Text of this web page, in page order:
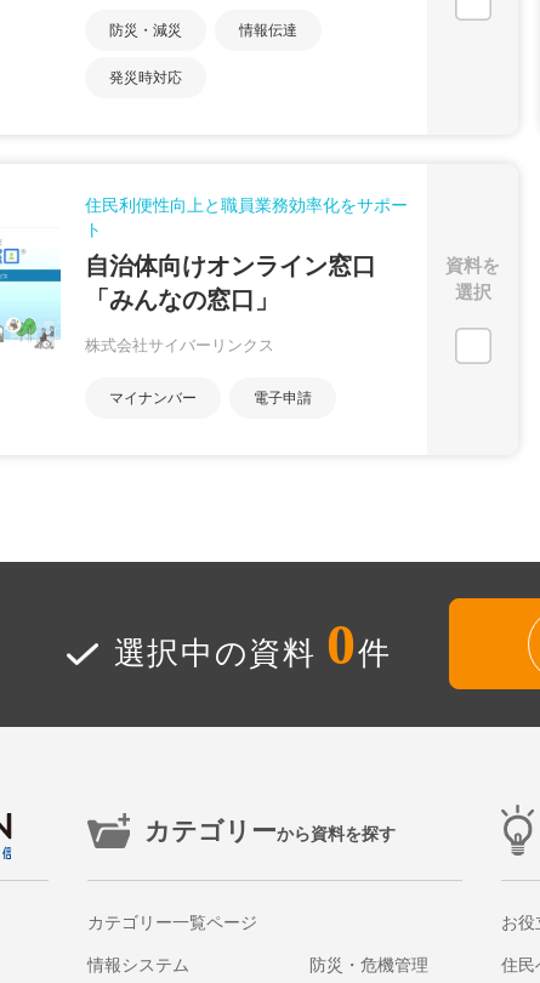
防災・減災 情報伝達
発災時対応
住民利便性向上と職員業務効率化をサポー
ト
自治体向けオンライン窓口
「みんなの窓口」
株式会社サイバーリンクス
マイナンバー 電子申請
資料を
選択
選択中の資料 0件
カテゴリーから資料を探す
カテゴリー一覧ページ
情報システム 防災・危機管理
お役
住民